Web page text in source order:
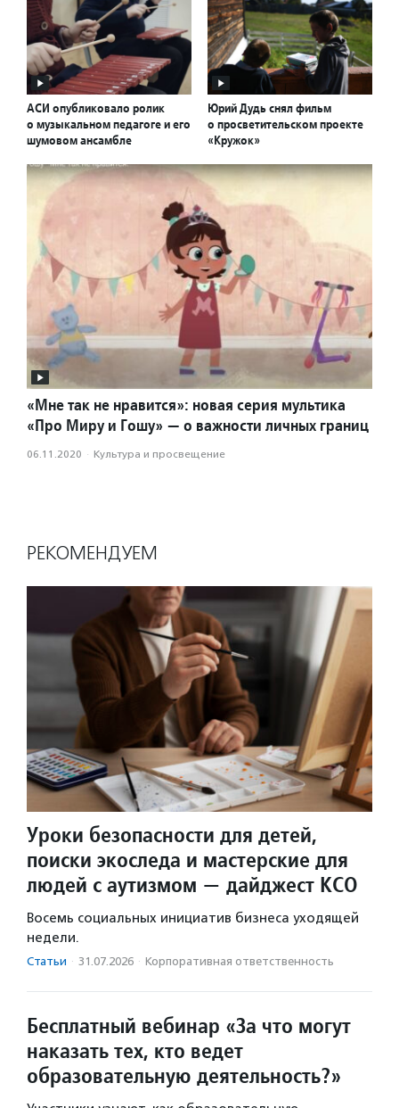
АСИ опубликовало ролик
о музыкальном педагоге и его
шумовом ансамбле
Юрий Дудь снял фильм
о просветительском проекте
«Кружок»
«Мне так не нравится»: новая серия мультика
«Про Миру и Гошу» — о важности личных границ
06.11.2020 · Культура и просвещение
РЕКОМЕНДУЕМ
Уроки безопасности для детей,
поиски экоследа и мастерские для
людей с аутизмом — дайджест КСО
Восемь социальных инициатив бизнеса уходящей
недели.
Статьи · 31.07.2026 · Корпоративная ответственность
Бесплатный вебинар «За что могут
наказать тех, кто ведет
образовательную деятельность?»